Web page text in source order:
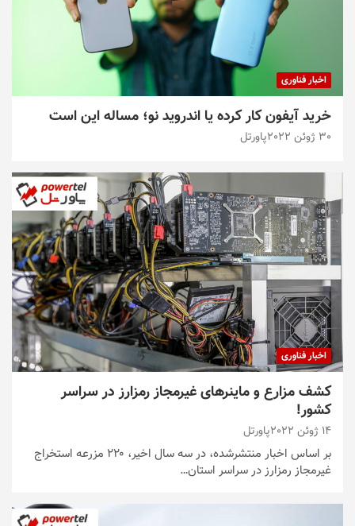
اخبار فناوری
خرید آیفون کار کرده یا اندروید نو؛ مساله این است
30 ژوئن 2022 پاورتل
اخبار فناوری
کشف مزارع و ماینرهای غیرمجاز رمزارز در سراسر
کشور!
14 ژوئن 2022 پاورتل
بر اساس اخبار منتشرشده، در سه سال اخیر، ۲۲۰ مزرعه استخراج
غیرمجاز رمزارز در سراسر استان…